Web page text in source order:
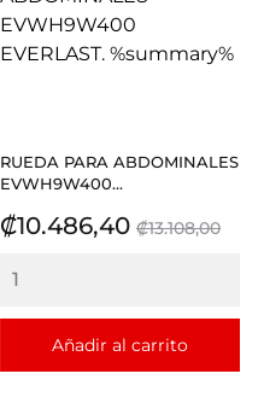
RUEDA PARA ABDOMINALES
EVWH9W400...
Precio
₡10.486,40 Precio
₡13.108,00
Añadir al carrito